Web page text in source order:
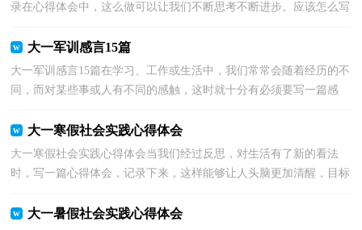
录在心得体会中，这么做可以让我们不断思考不断进步。应该怎么写
大一军训感言15篇
大一军训感言15篇在学习、工作或生活中，我们常常会随着经历的不
同，而对某些事或人有不同的感触，这时就十分有必须要写一篇感
大一寒假社会实践心得体会
大一寒假社会实践心得体会当我们经过反思，对生活有了新的看法
时，写一篇心得体会，记录下来，这样能够让人头脑更加清醒，目标
大一暑假社会实践心得体会